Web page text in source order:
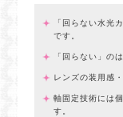
「回らない水
です。
「回らない」の
レンズの装用感
軸固定技術には
す。